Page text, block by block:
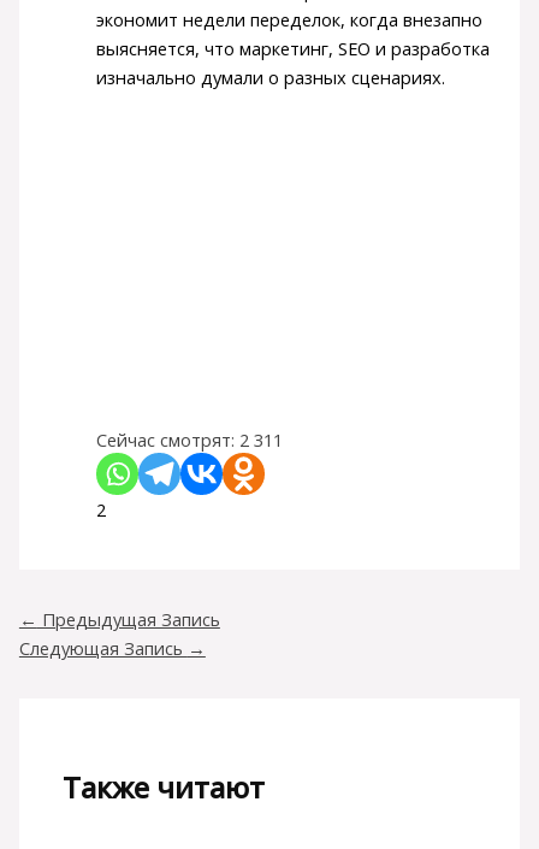
экономит недели переделок, когда внезапно
выясняется, что маркетинг, SEO и разработка
изначально думали о разных сценариях.
Сейчас смотрят: 2 311
2
← Предыдущая Запись
Следующая Запись →
Также читают